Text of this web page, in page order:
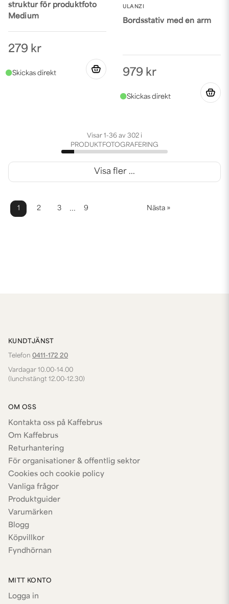
struktur för produktfoto
Medium
279 kr
ULANZI
Bordsstativ med en arm
979 kr
Visar 1-36 av 302 i
PRODUKTFOTOGRAFERING
Visa fler ...
1 2 3 ... 9 Nästa »
KUNDTJÄNST
Telefon 0411-172 20
Vardagar 10.00-14.00
(lunchstängt 12.00-12.30)
OM OSS
Kontakta oss på Kaffebrus
Om Kaffebrus
Returhantering
För organisationer & offentlig sektor
Cookies och cookie policy
Vanliga frågor
Produktguider
Varumärken
Blogg
Köpvillkor
Fyndhörnan
MITT KONTO
Logga in